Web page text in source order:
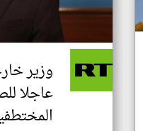
وزير
عاجلا